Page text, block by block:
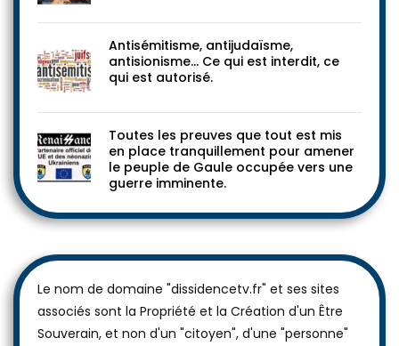
Antisémitisme, antijudaïsme,
antisionisme… Ce qui est interdit, ce
qui est autorisé.
Toutes les preuves que tout est mis
en place tranquillement pour amener
le peuple de Gaule occupée vers une
guerre imminente.
Le nom de domaine "dissidencetv.fr" et ses sites
associés sont la Propriété et la Création d'un Être
Souverain, et non d'un "citoyen", d'une "personne"